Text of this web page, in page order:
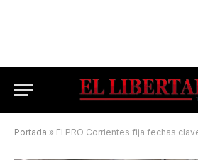
Portada » El PRO Corrientes fija fechas clave